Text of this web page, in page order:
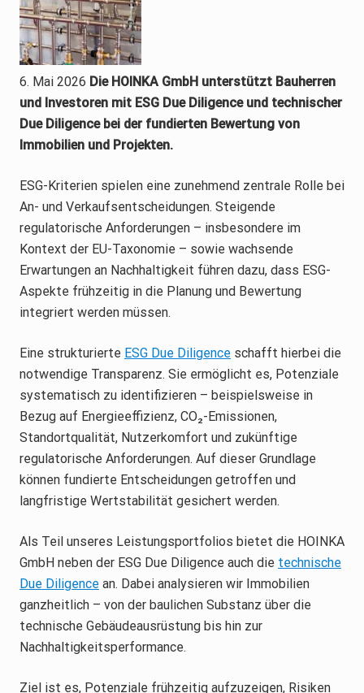
6. Mai 2026 Die HOINKA GmbH unterstützt Bauherren
und Investoren mit ESG Due Diligence und technischer
Due Diligence bei der fundierten Bewertung von
Immobilien und Projekten.
ESG-Kriterien spielen eine zunehmend zentrale Rolle bei
An- und Verkaufsentscheidungen. Steigende
regulatorische Anforderungen – insbesondere im
Kontext der EU-Taxonomie – sowie wachsende
Erwartungen an Nachhaltigkeit führen dazu, dass ESG-
Aspekte frühzeitig in die Planung und Bewertung
integriert werden müssen.
Eine strukturierte ESG Due Diligence schafft hierbei die
notwendige Transparenz. Sie ermöglicht es, Potenziale
systematisch zu identifizieren – beispielsweise in
Bezug auf Energieeffizienz, CO₂-Emissionen,
Standortqualität, Nutzerkomfort und zukünftige
regulatorische Anforderungen. Auf dieser Grundlage
können fundierte Entscheidungen getroffen und
langfristige Wertstabilität gesichert werden.
Als Teil unseres Leistungsportfolios bietet die HOINKA
GmbH neben der ESG Due Diligence auch die technische
Due Diligence an. Dabei analysieren wir Immobilien
ganzheitlich – von der baulichen Substanz über die
technische Gebäudeausrüstung bis hin zur
Nachhaltigkeitsperformance.
Ziel ist es, Potenziale frühzeitig aufzuzeigen, Risiken